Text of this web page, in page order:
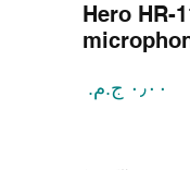
Hero HR-